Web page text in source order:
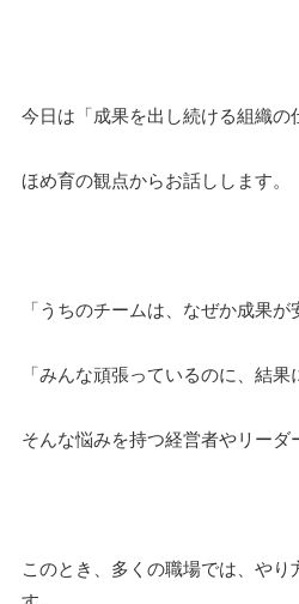
今日は「成果を出し続ける組織の
ほめ育の観点からお話しします。
「うちのチームは、なぜか成果が
「みんな頑張っているのに、結果
そんな悩みを持つ経営者やリーダ
このとき、多くの職場では、やり